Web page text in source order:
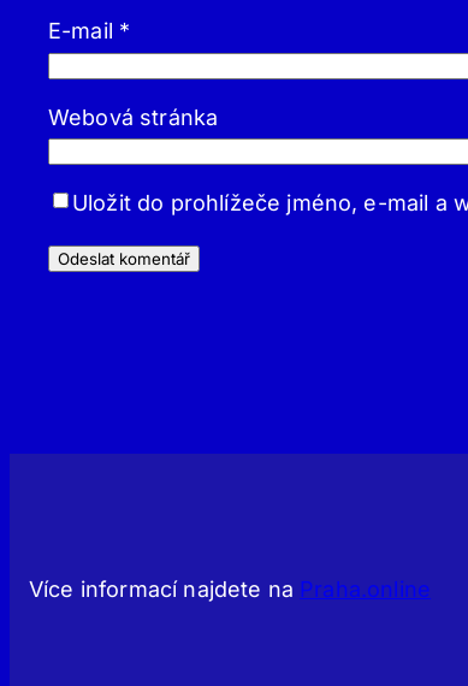
E-mail *
Webová stránka
Uložit do prohlížeče jméno, e-mail a
Více informací najdete na Praha.online